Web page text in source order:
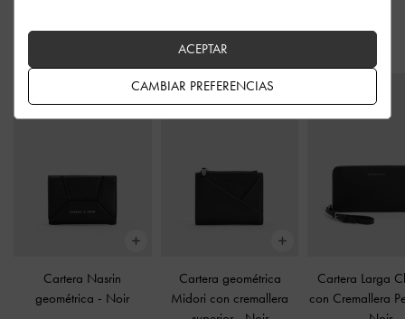
Cartera Nasrin
geométrica - Noir
Cartera geométrica
Midori con cremallera
Cartera Larga
con Cremallera
CAMBIAR PREFERENCIAS
ACEPTAR